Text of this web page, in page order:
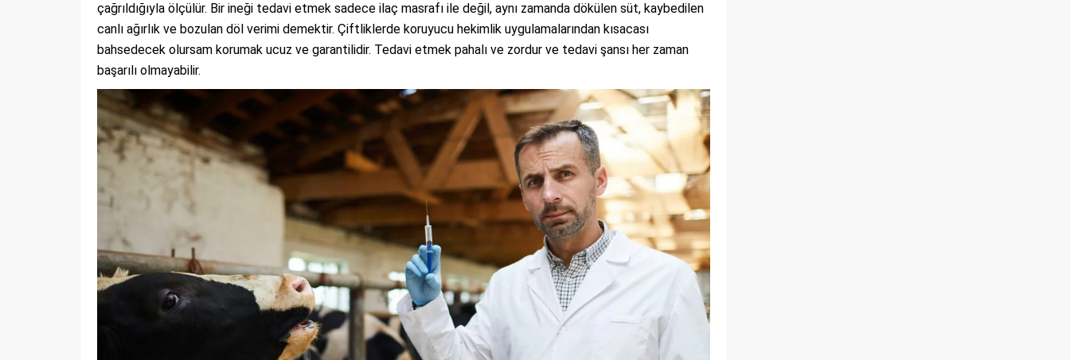
çağrıldığıyla ölçülür. Bir ineği tedavi etmek sadece ilaç masrafı ile değil, aynı zamanda dökülen süt, kaybedilen
canlı ağırlık ve bozulan döl verimi demektir. Çiftliklerde koruyucu hekimlik uygulamalarından kısacası
bahsedecek olursam korumak ucuz ve garantilidir. Tedavi etmek pahalı ve zordur ve tedavi şansı her zaman
başarılı olmayabilir.